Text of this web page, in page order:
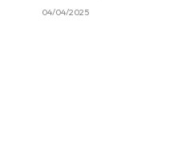
04/04/2025